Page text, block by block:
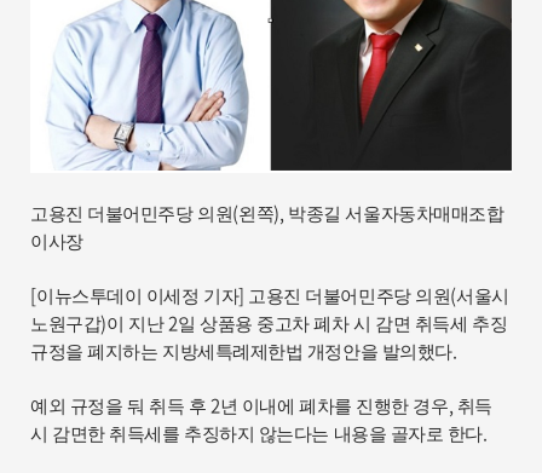
고용진 더불어민주당 의원(왼쪽), 박종길 서울자동차매매조합
이사장
[이뉴스투데이 이세정 기자] 고용진 더불어민주당 의원(서울시
노원구갑)이 지난2일 상품용 중고차 폐차 시 감면 취득세 추징
규정을 폐지하는 지방세특례제한법 개정안을 발의했다.
예외 규정을 둬 취득 후 2년 이내에 폐차를 진행한 경우, 취득
시 감면한 취득세를 추징하지 않는다는 내용을 골자로 한다.